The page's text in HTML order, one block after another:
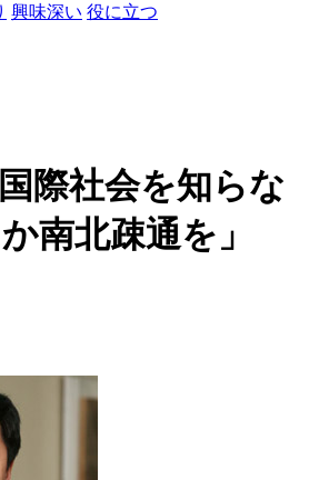
興味深い 役に立つ
際社会を知らな
南北疎通を」